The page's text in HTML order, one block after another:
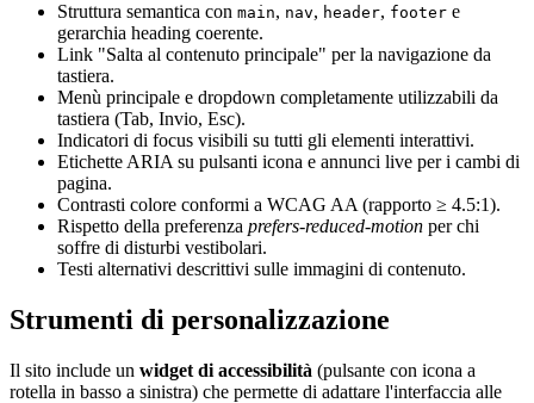
Struttura semantica con main, nav, header, footer e
gerarchia heading coerente.
Link "Salta al contenuto principale" per la navigazione da
tastiera.
Menù principale e dropdown completamente utilizzabili da
tastiera (Tab, Invio, Esc).
Indicatori di focus visibili su tutti gli elementi interattivi.
Etichette ARIA su pulsanti icona e annunci live per i cambi di
pagina.
Contrasti colore conformi a WCAG AA (rapporto ≥ 4.5:1).
Rispetto della preferenza prefers-reduced-motion per chi
soffre di disturbi vestibolari.
Testi alternativi descrittivi sulle immagini di contenuto.
Strumenti di personalizzazione
Il sito include un widget di accessibilità (pulsante con icona a
rotella in basso a sinistra) che permette di adattare l'interfaccia alle